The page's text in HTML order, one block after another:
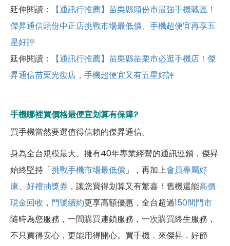
延伸閱讀：
【通訊行推薦】苗栗縣頭份市最強手機戰區！
傑昇通信頭份中正店挑戰市場最低價、手機超便宜再享五
星好評
延伸閱讀：
【通訊行推薦】苗栗縣苗栗市必逛手機店！傑
昇通信苗栗光復店，手機超便宜又有五星好評
手機哪裡買價格最便宜划算有保障?
買手機當然要選值得信賴的傑昇通信。
身為全台規模最大、擁有40年專業經營的通訊連鎖，傑昇
始終堅持「挑戰手機市場最低價 」，再加上會員專屬好
康、 好禮抽獎券 ，讓您買得划算又有驚喜！舊機還能高價
現金回收 ， 門號續約更享高額優惠，全台超過150間門市
隨時為您服務，一間購買連鎖服務，一次購買終生服務，
不只買得安心，更能用得開心。買手機．來傑昇．好節